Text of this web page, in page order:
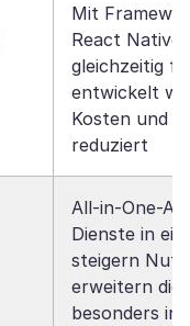
Mit
React Native
gleichzeitig
entwickelt
Kosten und
reduziert
All-in-One-
Dienste in
steigern
erweitern
besonders in